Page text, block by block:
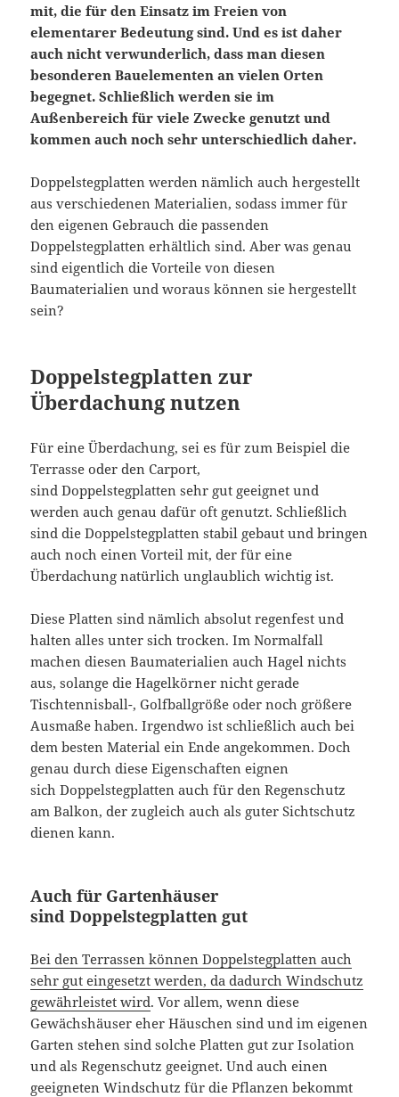
mit, die für den Einsatz im Freien von
elementarer Bedeutung sind. Und es ist daher
auch nicht verwunderlich, dass man diesen
besonderen Bauelementen an vielen Orten
begegnet. Schließlich werden sie im
Außenbereich für viele Zwecke genutzt und
kommen auch noch sehr unterschiedlich daher.
Doppelstegplatten werden nämlich auch hergestellt
aus verschiedenen Materialien, sodass immer für
den eigenen Gebrauch die passenden
Doppelstegplatten erhältlich sind. Aber was genau
sind eigentlich die Vorteile von diesen
Baumaterialien und woraus können sie hergestellt
sein?
Doppelstegplatten zur
Überdachung nutzen
Für eine Überdachung, sei es für zum Beispiel die
Terrasse oder den Carport,
sind Doppelstegplatten sehr gut geeignet und
werden auch genau dafür oft genutzt. Schließlich
sind die Doppelstegplatten stabil gebaut und bringen
auch noch einen Vorteil mit, der für eine
Überdachung natürlich unglaublich wichtig ist.
Diese Platten sind nämlich absolut regenfest und
halten alles unter sich trocken. Im Normalfall
machen diesen Baumaterialien auch Hagel nichts
aus, solange die Hagelkörner nicht gerade
Tischtennisball-, Golfballgröße oder noch größere
Ausmaße haben. Irgendwo ist schließlich auch bei
dem besten Material ein Ende angekommen. Doch
genau durch diese Eigenschaften eignen
sich Doppelstegplatten auch für den Regenschutz
am Balkon, der zugleich auch als guter Sichtschutz
dienen kann.
Auch für Gartenhäuser
sind Doppelstegplatten gut
Bei den Terrassen können Doppelstegplatten auch
sehr gut eingesetzt werden, da dadurch Windschutz
gewährleistet wird. Vor allem, wenn diese
Gewächshäuser eher Häuschen sind und im eigenen
Garten stehen sind solche Platten gut zur Isolation
und als Regenschutz geeignet. Und auch einen
geeigneten Windschutz für die Pflanzen bekommt